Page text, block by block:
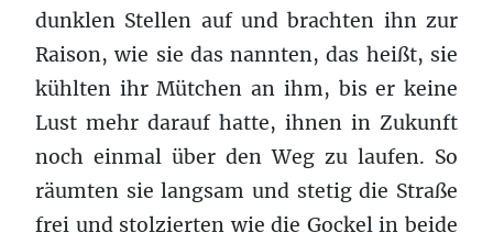
dunklen Stellen auf und brachten ihn zur
Raison, wie sie das nannten, das heißt, sie
kühlten ihr Mütchen an ihm, bis er keine
Lust mehr darauf hatte, ihnen in Zukunft
noch einmal über den Weg zu laufen. So
räumten sie langsam und stetig die Straße
frei und stolzierten wie die Gockel in beide